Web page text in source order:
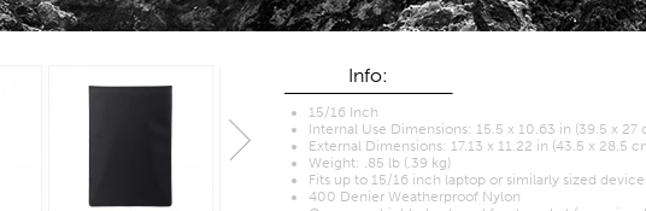
Info:
15/16 Inch
Internal Use Dimensions: 15.5 x 10.63 in (39.5 x 27
External Dimensions: 17.13 x 11.22 in (43.5 x 28.5
Weight: .85 lb (.39 kg)
Fits up to 15/16 inch laptop or similarly sized
400 Denier Weatherproof Nylon